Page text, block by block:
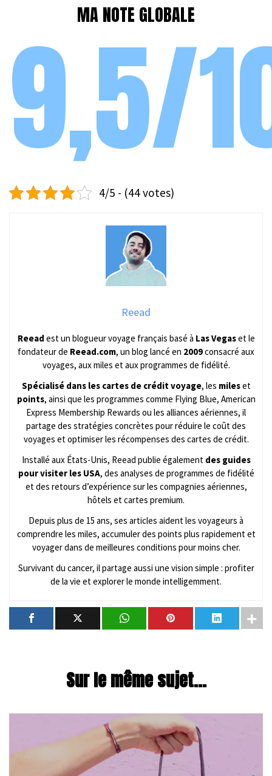
MA NOTE GLOBALE
9,5/
4/5 - (44 votes)
Reead
Reead est un blogueur voyage français basé à Las Vegaset le
fondateur de Reead.com, un blog lancé en 2009consacré aux
voyages, aux miles et aux programmes de fidélité.
Spécialisé dans les cartes de crédit voyage, les mileset
points, ainsi que les programmes comme Flying Blue, American
Express Membership Rewards ou les alliances aériennes, il
partage des stratégies concrètes pour réduire le coût des
voyages et optimiser les récompenses des cartes de crédit.
Installé aux États-Unis, Reead publie également des guides
pour visiter les USA, des analyses de programmes de fidélité
et des retours d’expérience sur les compagnies aériennes,
hôtels et cartes premium.
Depuis plus de 15 ans, ses articles aident les voyageurs à
comprendre les miles, accumuler des points plus rapidement et
voyager dans de meilleures conditions pour moins cher.
Survivant du cancer, il partage aussi une vision simple : profiter
de la vie et explorer le monde intelligemment.
Sur le même sujet...